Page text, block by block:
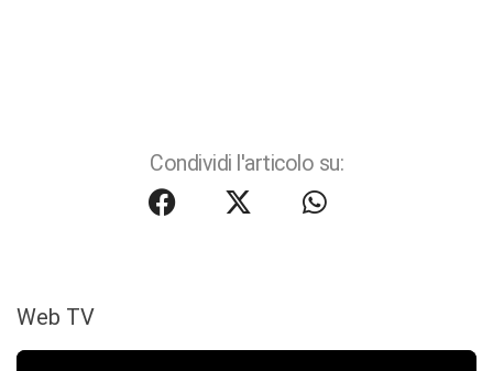
Condividi l'articolo su:
Web TV